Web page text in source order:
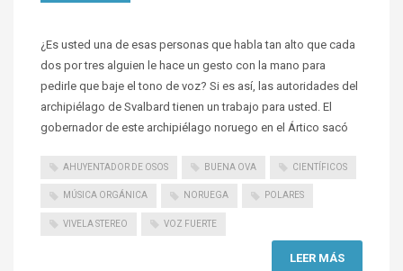
¿Es usted una de esas personas que habla tan alto que cada
dos por tres alguien le hace un gesto con la mano para
pedirle que baje el tono de voz? Si es así, las autoridades del
archipiélago de Svalbard tienen un trabajo para usted. El
gobernador de este archipiélago noruego en el Ártico sacó
AHUYENTADOR DE OSOS BUENA OVA CIENTÍFICOS
MÚSICA ORGÁNICA NORUEGA POLARES
VIVELA STEREO VOZ FUERTE
LEER MÁS